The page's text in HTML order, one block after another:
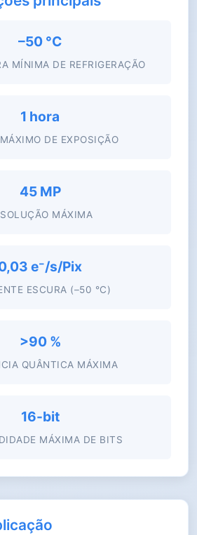
–50 °C
MÍNIMA DE REFRIGERAÇÃO
1 hora
DE EXPOSIÇÃO
45 MP
MÁXIMA
e⁻/s/Pix
ESCURA (–50 °C)
>90 %
QUÂNTICA MÁXIMA
16-bit
MÁXIMA DE BITS